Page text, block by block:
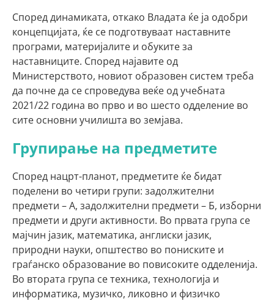
Според динамиката, откако Владата ќе ја одобри
концепцијата, ќе се подготвуваат наставните
програми, материјалите и обуките за
наставниците. Според најавите од
Министерството, новиот образовен систем треба
да почне да се спроведува веќе од учебната
2021/22 година во прво и во шесто одделение во
сите основни училишта во земјава.
Групирање на предметите
Според нацрт-планот, предметите ќе бидат
поделени во четири групи: задолжителни
предмети – А, задолжителни предмети – Б, изборни
предмети и други активности. Во првата група се
мајчин јазик, математика, англиски јазик,
природни науки, општество во пониските и
граѓанско образование во повисоките одделенија.
Во втората група се техника, технологија и
информатика, музичко, ликовно и физичко